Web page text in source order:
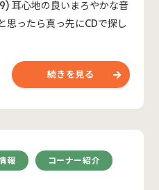
耳心地の良いまろやかな音
思ったら真っ先にCDで探し
続きを見る
報 コーナー紹介